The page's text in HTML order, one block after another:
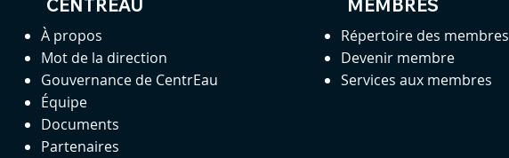
CENTREAU
À propos
Mot de la direction
Gouvernance de CentrEau
Équipe
Documents
Partenaires
MEMBRES
Répertoire des membres
Devenir membre
Services aux membres